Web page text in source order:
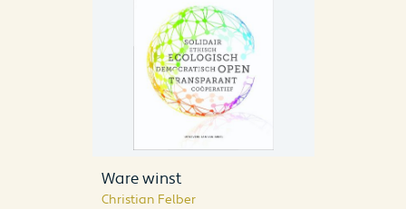
Ware winst
Christian Felber